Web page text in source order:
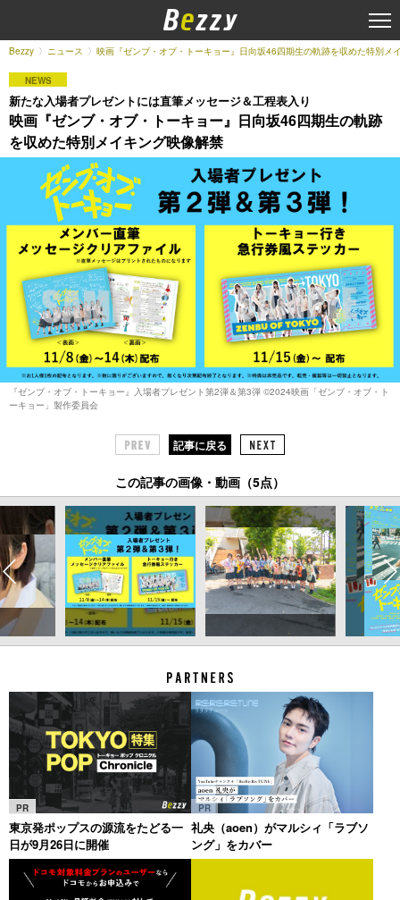
Bezzy ニュース 映画『ゼンブ・オブ・トーキョー』日向坂46四期生の軌跡を収めた特別メ
NEWS
新たな入場者プレゼントには直筆メッセージ＆工程表入り
映画『ゼンブ・オブ・トーキョー』日向坂46四期生の軌跡
を収めた特別メイキング映像解禁
『ゼンブ・オブ・トーキョー』入場者プレゼント第2弾＆第3弾 ©︎2024映画「ゼンブ・オブ・ト
ーキョー」製作委員会
記事に戻る
この記事の画像・動画（5点）
PR
東京発ポップスの源流をたどる一
日が9月26日に開催
PR
礼央（aoen）がマルシィ「ラブソ
ング」をカバー